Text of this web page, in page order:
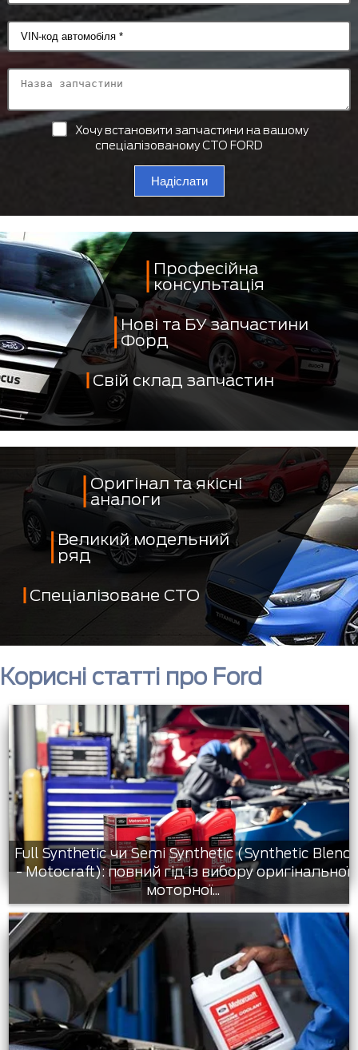
Хочу встановити запчастини на вашому
спеціалізованому СТО FORD
Надіслати
Професійна
консультація
Нові та БУ запчастини
Форд
Свій склад запчастин
Оригінал та якісні
аналоги
Великий модельний
ряд
Спеціалізоване СТО
Корисні статті про Ford
Full Synthetic чи Semi Synthetic (Synthetic Blend
- Motocraft): повний гід із вибору оригінальної
моторної...